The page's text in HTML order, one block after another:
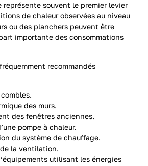
représente souvent le premier levier
de chaleur observées au niveau
ou des planchers peuvent être
importante des consommations
recommandés
des murs.
des fenêtres anciennes.
pompe à chaleur.
du système de chauffage.
de la ventilation.
utilisant les énergies